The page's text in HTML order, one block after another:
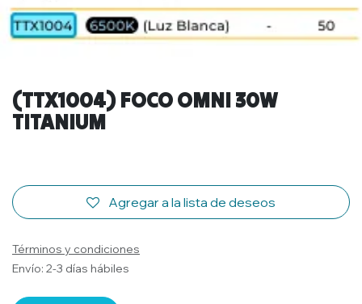
(TTX1004) FOCO OMNI 30W
TITANIUM
Agregar a la lista de deseos
Términos y condiciones
Envío: 2-3 días hábiles